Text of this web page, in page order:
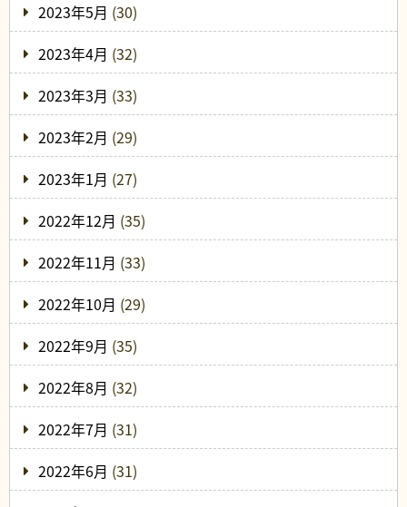
2023年5月 (30)
2023年4月 (32)
2023年3月 (33)
2023年2月 (29)
2023年1月 (27)
2022年12月 (35)
2022年11月 (33)
2022年10月 (29)
2022年9月 (35)
2022年8月 (32)
2022年7月 (31)
2022年6月 (31)